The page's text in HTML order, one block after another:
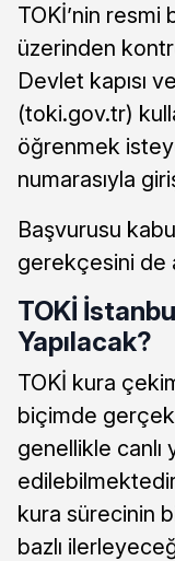
TOKİ’nin
üzerinden
Devlet kapısı
(toki.gov.tr)
öğrenmek
numarasıyla
Başvurusu
gerekçesini de
TOKİ
Yapılacak?
TOKİ kura
biçimde
genellikle canlı
kura sürecinin
bazlı